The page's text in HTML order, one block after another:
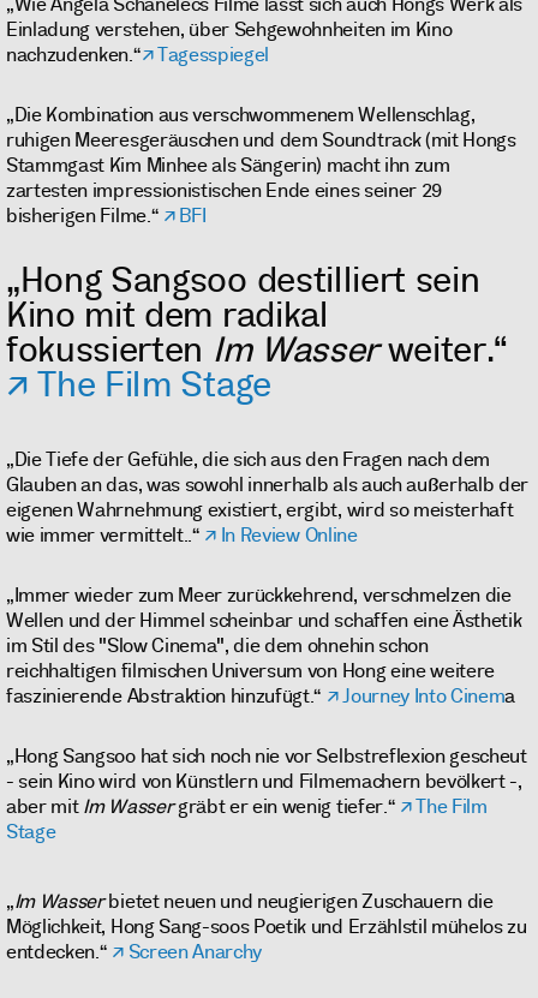
Einladung verstehen, über Sehgewohnheiten im Kino
nachzudenken.“
Tagesspiegel
„Die Kombination aus verschwommenem Wellenschlag,
ruhigen Meeresgeräuschen und dem Soundtrack (mit Hongs
Stammgast Kim Minhee als Sängerin) macht ihn zum
zartesten impressionistischen Ende eines seiner 29
bisherigen Filme.“
BFI
„Hong Sangsoo destilliert sein
Kino mit dem radikal
fokussierten Im Wasserweiter.“
The Film Stage
„Die Tiefe der Gefühle, die sich aus den Fragen nach dem
Glauben an das, was sowohl innerhalb als auch außerhalb der
eigenen Wahrnehmung existiert, ergibt, wird so meisterhaft
wie immer vermittelt..“
In Review Online
„Immer wieder zum Meer zurückkehrend, verschmelzen die
Wellen und der Himmel scheinbar und schaffen eine Ästhetik
im Stil des "Slow Cinema", die dem ohnehin schon
reichhaltigen filmischen Universum von Hong eine weitere
faszinierende Abstraktion hinzufügt.“
Journey Into Cinema
„Hong Sangsoo hat sich noch nie vor Selbstreflexion gescheut
- sein Kino wird von Künstlern und Filmemachern bevölkert -,
aber mitIm Wassergräbt er ein wenig tiefer.“
The Film
Stage
„Im Wasserbietet neuen und neugierigen Zuschauern die
Möglichkeit, Hong Sang-soos Poetik und Erzählstil mühelos zu
entdecken.“
Screen Anarchy